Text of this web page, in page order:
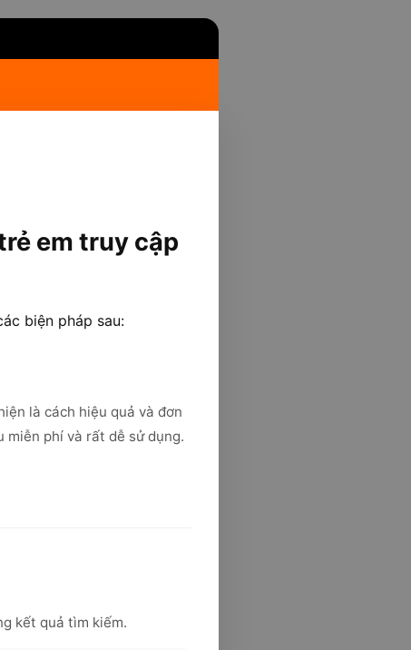
em truy cập
biện pháp sau:
là cách hiệu quả và đơn
phí và rất dễ sử dụng.
kết quả tìm kiếm.